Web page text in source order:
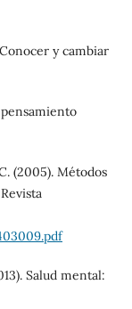
y cambiar
(2005). Métodos
Salud mental: